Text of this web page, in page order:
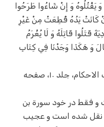
يَقْتُلُوهُ وَ إِنْ شَاءُوا طَرَحُوا
كَانَتْ يَدُهُ قُطِعَتْ مِنْ غَيْرِ
قَتَلُوا قَاتِلَهُ وَ لَا يُغْرَمُ
وَ هَكَذَا وَجَدْنَا فِي كِتَابِ
(الکافی، جلد ۷، صفحه ۳۱۶ و تهذیب الاحکام، جلد ۱۰، صفحه
و فقط در خود سورة بن
نقل شده است و عجیب